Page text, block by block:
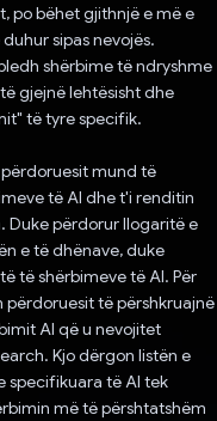
po bëhet gjithnjë e më e
sipas nevojës.
shërbime të ndryshme
gjejnë lehtësisht dhe
të tyre specifik.
mund të
të AI dhe t'i renditin
Duke përdorur llogaritë e
e të dhënave, duke
të shërbimeve të AI. Për
përdoruesit të përshkruajnë
AI që u nevojitet
Kjo dërgon listën e
specifikuara të AI tek
më të përshtatshëm